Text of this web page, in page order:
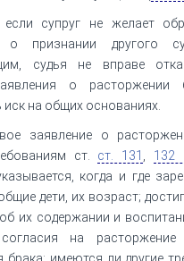
если супруг не желает
о признании другого
судья не вправе
о расторжении
иск на общих основаниях.
заявление о
ст. ст. 131 132
когда и где
дети, их возраст;
их содержании и
на
брака; имеются ли другие